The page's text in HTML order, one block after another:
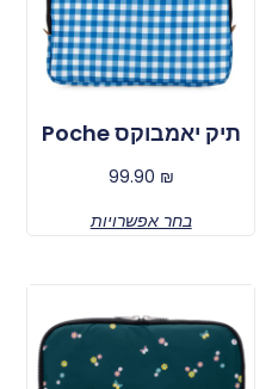
תיק יאמבוקס Poche
99.90 ₪
בחר אפשרויות